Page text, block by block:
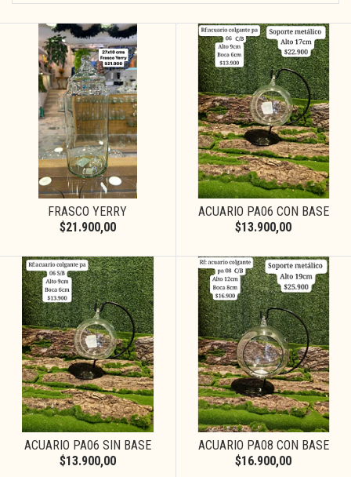
FRASCO YERRY
$21.900,00
ACUARIO PA06 CON BASE
$13.900,00
ACUARIO PA06 SIN BASE
$13.900,00
ACUARIO PA08 CON BASE
$16.900,00